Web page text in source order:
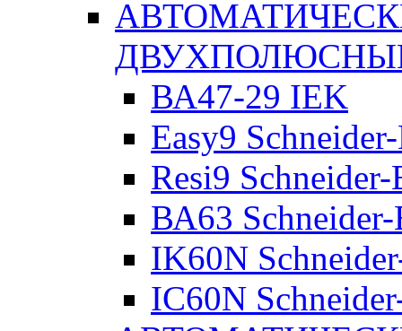
ВА47-29 IEK
Easy9
Resi9
ВА63
IK60N
IC60N